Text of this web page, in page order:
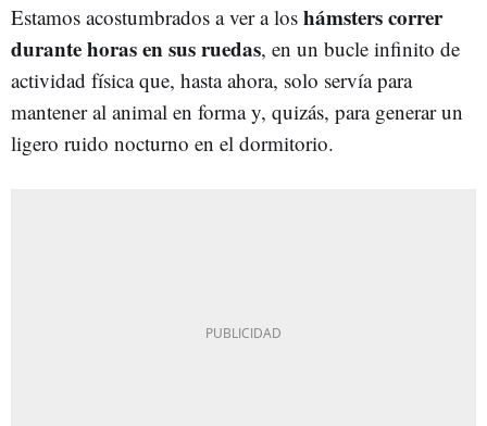
Estamos acostumbrados a ver a los hámsters correr
durante horas en sus ruedas, en un bucle infinito de
actividad física que, hasta ahora, solo servía para
mantener al animal en forma y, quizás, para generar un
ligero ruido nocturno en el dormitorio.